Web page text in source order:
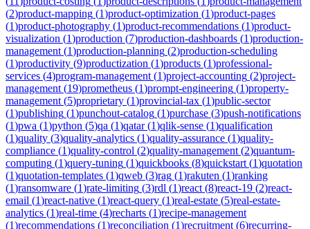
(2)product-mapping (1)product-optimization (1)product-pages
(1)product-photography (1)product-recommendations (1)product-
visualization (1)production (7)production-dashboards (1)production-
management (1)production-planning (2)production-scheduling
(1)productivity (9)productization (1)products (1)professional-
services (4)program-management (1)project-accounting (2)project-
management (19)prometheus (1)prompt-engineering (1)property-
management (5)proprietary (1)provincial-tax (1)public-sector
(1)publishing (1)punchout-catalog (1)purchase (3)push-notifications
(1)pwa (1)python (5)qa (1)qatar(1)qlik-sense (1)qualification
(1)quality (3)quality-analytics (1)quality-assurance (1)quality-
compliance (1)quality-control (2)quality-management (2)quantum-
computing (1)query-tuning (1)quickbooks (8)quickstart (1)quotation
(1)quotation-templates (1)qweb (3)rag (1)rakuten (1)ranking
(1)ransomware (1)rate-limiting (3)rdl (1)react (8)react-19 (2)react-
email (1)react-native (1)react-query (1)real-estate (5)real-estate-
analytics (1)real-time (4)recharts (1)recipe-management
(1)recommendations (1)reconciliation (1)recruitment (6)recurring-